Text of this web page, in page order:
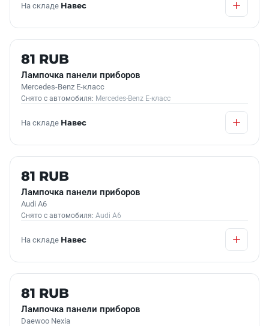
На складе Навес
Б/У В НАЛИЧИИ
81 RUB
Лампочка панели приборов
Mercedes-Benz E-класс
Снято с автомобиля: Mercedes-Benz E-класс
На складе Навес
Б/У В НАЛИЧИИ
81 RUB
Лампочка панели приборов
Audi A6
Снято с автомобиля: Audi A6
На складе Навес
Б/У В НАЛИЧИИ
81 RUB
Лампочка панели приборов
Daewoo Nexia